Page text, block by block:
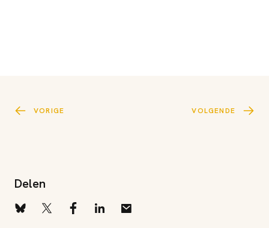
VORIGE VOLGENDE
Delen